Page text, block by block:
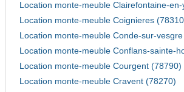
Location monte-meuble Clairefontaine-
Location monte-meuble Coignieres
Location monte-meuble Conde-sur-
Location monte-meuble Conflans-sainte-
Location monte-meuble Courgent (78790)
Location monte-meuble Cravent (78270)